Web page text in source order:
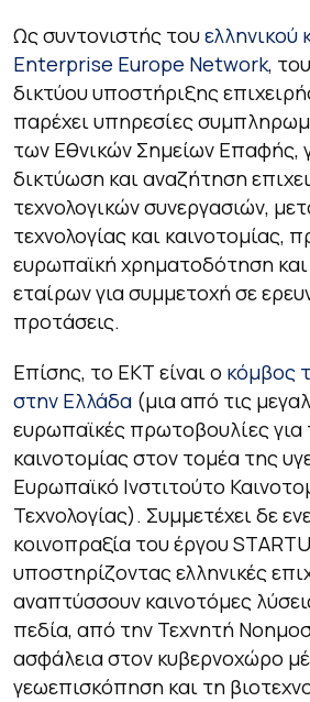
Ως συντονιστής τουελληνικού
Enterprise Europe Network,
δικτύου υποστήριξης
παρέχει υπηρεσίες
των Εθνικών Σημείων Επαφής,
δικτύωση και αναζήτηση
τεχνολογικών συνεργασιών,
τεχνολογίας και καινοτομίας,
ευρωπαϊκή χρηματοδότηση
εταίρων για συμμετοχή σε
προτάσεις.
Επίσης, το ΕΚΤ είναι ο κόμβος
στην Ελλάδα (μια από τις
ευρωπαϊκές πρωτοβουλίες για
καινοτομίας στον τομέα της
Ευρωπαϊκό Ινστιτούτο
Τεχνολογίας). Συμμετέχει δε
κοινοπραξία του έργου
υποστηρίζοντας ελληνικές
αναπτύσσουν καινοτόμες
πεδία, από την Τεχνητή
ασφάλεια στον κυβερνοχώρο
γεωεπισκόπηση και τη